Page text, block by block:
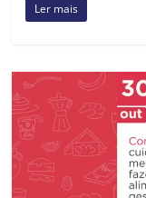
Ler mais